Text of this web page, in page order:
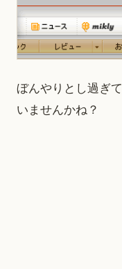
ぼんやりとし過ぎ
いませんかね？